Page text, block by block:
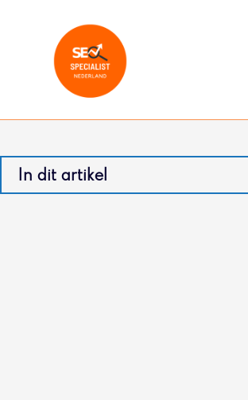
In dit artikel